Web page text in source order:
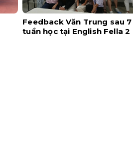
Feedback Văn Trung sau 7
tuần học tại English Fella 2